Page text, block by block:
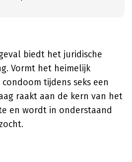
biedt het juridische
Vormt het heimelijk
tijdens seks een
raakt aan de kern van het
en wordt in onderstaand